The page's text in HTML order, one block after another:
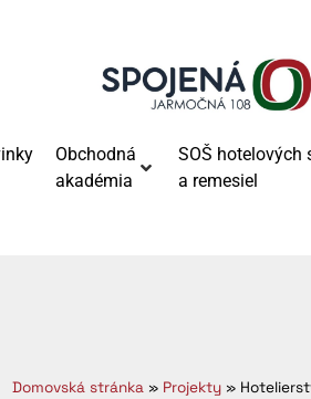
Obchodná
akadémia
SOŠ hotelových
a remesiel
Domovská stránka» Projekty»